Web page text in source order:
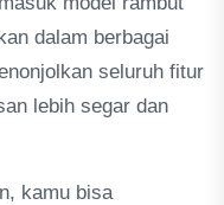
dalam berbagai
seluruh fitur
lebih segar dan
kamu bisa